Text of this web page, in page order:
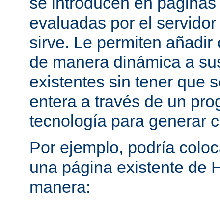
evaluadas por el
sirve. Le permiten
de manera dinámica a
existentes sin tener que
entera a través de un
tecnología para generar
Por ejemplo, podría
una página existente de
manera: